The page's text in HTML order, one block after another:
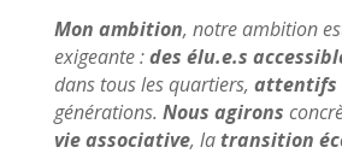
Mon ambition, notre ambition
exigeante :des élu.e.s
dans tous les quartiers, attentifs
générations. Nous agirons
vie associative, latransition